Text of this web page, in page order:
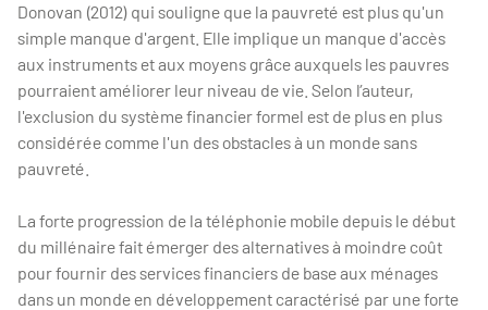
Donovan (2012) qui souligne que la pauvreté est plus qu'un
simple manque d'argent. Elle implique un manque d'accès
aux instruments et aux moyens grâce auxquels les pauvres
pourraient améliorer leur niveau de vie. Selon l’auteur,
l'exclusion du système financier formel est de plus en plus
considérée comme l'un des obstacles à un monde sans
pauvreté.
La forte progression de la téléphonie mobile depuis le début
du millénaire fait émerger des alternatives à moindre coût
pour fournir des services financiers de base aux ménages
dans un monde en développement caractérisé par une forte